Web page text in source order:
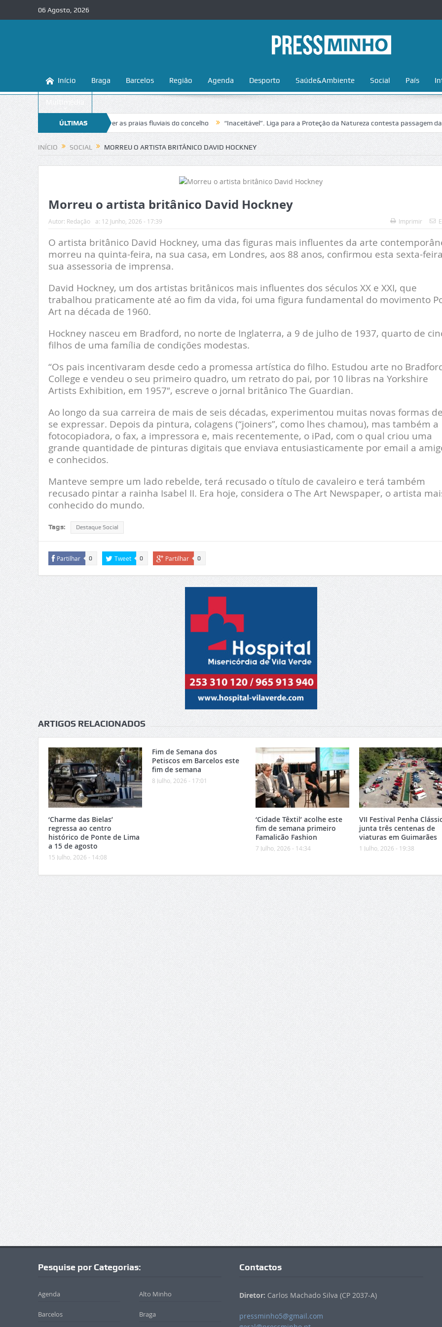
06 Agosto, 2026
Início Braga Barcelos Região Agenda Desporto Saúde&Ambiente Social País
Multimédia
ÚLTIMAS
NOTÍCIAS
a conhecer e proteger as praias fluviais do concelho “Inaceitável”. Liga para a Proteção da Natureza contesta passagem da Volta a
INÍCIO SOCIAL MORREU O ARTISTA BRITÂNICO DAVID HOCKNEY
Morreu o artista britânico David Hockney
Autor: Redação a: 12 Junho, 2026 - 17:39 Imprimir
O artista britânico David Hockney, uma das figuras mais influentes da arte
morreu na quinta-feira, na sua casa, em Londres, aos 88 anos, confirmou esta sexta-
sua assessoria de imprensa.
David Hockney, um dos artistas britânicos mais influentes dos séculos XX e XXI, que
trabalhou praticamente até ao fim da vida, foi uma figura fundamental do movimento
Art na década de 1960.
Hockney nasceu em Bradford, no norte de Inglaterra, a 9 de julho de 1937, quarto de
filhos de uma família de condições modestas.
“Os pais incentivaram desde cedo a promessa artística do filho. Estudou arte no
College e vendeu o seu primeiro quadro, um retrato do pai, por 10 libras na Yorkshire
Artists Exhibition, em 1957″, escreve o jornal britânico The Guardian.
Ao longo da sua carreira de mais de seis décadas, experimentou muitas novas formas
se expressar. Depois da pintura, colagens (“joiners”, como lhes chamou), mas também a
fotocopiadora, o fax, a impressora e, mais recentemente, o iPad, com o qual criou uma
grande quantidade de pinturas digitais que enviava entusiasticamente por email a
e conhecidos.
Manteve sempre um lado rebelde, terá recusado o título de cavaleiro e terá também
recusado pintar a rainha Isabel II. Era hoje, considera o The Art Newspaper, o artista
conhecido do mundo.
Tags: Destaque Social
Partilhar 0 Tweet 0 Partilhar 0
ARTIGOS RELACIONADOS
‘Charme das Bielas’
regressa ao centro
histórico de Ponte de Lima
a 15 de agosto
15 Julho, 2026 - 14:08
Fim de Semana dos
Petiscos em Barcelos este
fim de semana
8 Julho, 2026 - 17:01
‘Cidade Têxtil’ acolhe este
fim de semana primeiro
Famalicão Fashion
7 Julho, 2026 - 14:34
VII Festival Penha
junta três centenas de
viaturas em Guimarães
1 Julho, 2026 - 19:38
Pesquise por Categorias:
Agenda Alto Minho
Barcelos Braga
Contactos
Diretor: Carlos Machado Silva (CP 2037-A)
pressminho5@gmail.com